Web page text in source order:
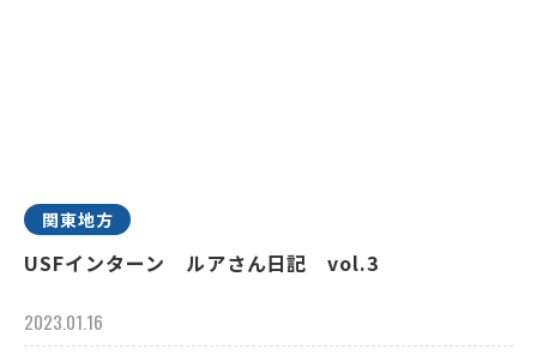
関東地方
USFインターン ルアさん日記 vol.3
2023.01.16